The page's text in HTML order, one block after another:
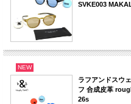
SVKE003
NEW
ラフアンドスウ
フ 合成皮革
26s